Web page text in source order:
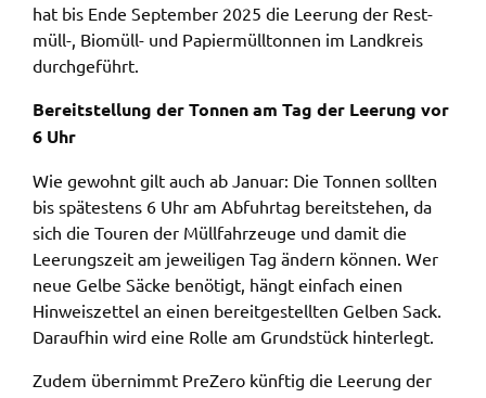
hat bis Ende Septem­ber 2025 die Leerung der Rest­
müll-, Biomüll- und Papier­müll­ton­nen im Land­kreis
durch­ge­führt.
Bereit­stel­lung der Tonnen am Tag der Leerung vor
6 Uhr
Wie gewohnt gilt auch ab Janu­ar: Die Tonnen soll­ten
bis spätes­tens 6 Uhr am Abfuhr­tag bereit­ste­hen, da
sich die Touren der Müll­fahr­zeu­ge und damit die
Leerungs­zeit am jewei­li­gen Tag ändern können. Wer
neue Gelbe Säcke benö­tigt, hängt einfach einen
Hinweis­zet­tel an einen bereit­ge­stell­ten Gelben Sack.
Darauf­hin wird eine Rolle am Grund­stück hinter­legt.
Zudem über­nimmt PreZe­ro künf­tig die Leerung der
Anbieter:
Landratsamt Schweinfurt
Zweck:
Kontrast und Schriftgröße
EXTERNE MEDIEN
Wir weisen darauf hin, dass die Verarbeitung Ihrer
Daten bei Aktivierung dieser Auswahlaußerhalb
des Verantwortungsbereichs des Landratsamtes
Datenschutzbestimmungen des Anbieters YouTube